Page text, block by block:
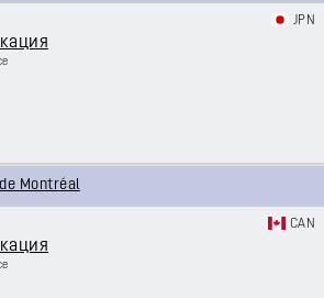
JPN
Montréal
CAN